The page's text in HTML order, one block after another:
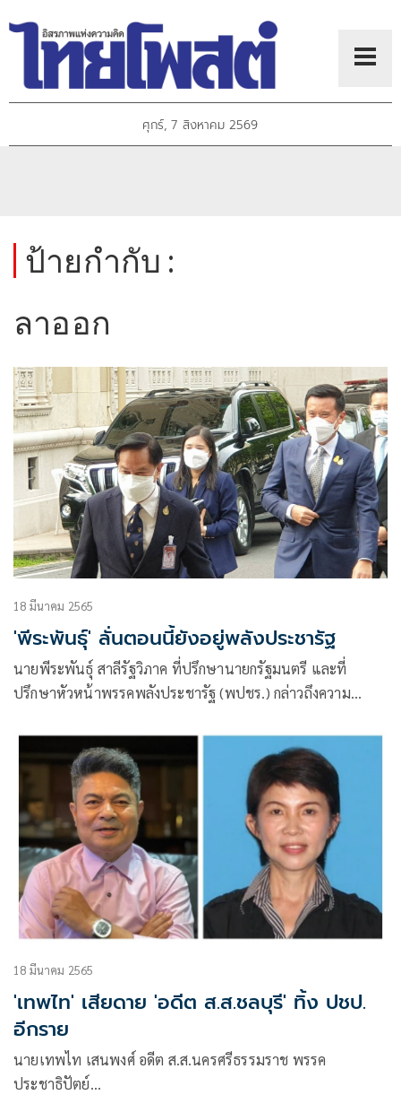
ศุกร์, 7 สิงหาคม 2569
ป้ายกำกับ :
ลาออก
18 มีนาคม 2565
'พีระพันธุ์' ลั่นตอนนี้ยังอยู่พลังประชารัฐ
นายพีระพันธุ์ สาลีรัฐวิภาค ที่ปรึกษานายกรัฐมนตรี และที่
ปรึกษาหัวหน้าพรรคพลังประชารัฐ (พปชร.) กล่าวถึงความ
ใหม่ว่า “ผมอยู่พรรคพลังประชารัฐตอนนี้”
18 มีนาคม 2565
'เทพไท' เสียดาย 'อดีต ส.ส.ชลบุรี' ทิ้ง ปชป.
อีกราย
นายเทพไท เสนพงศ์ อดีต ส.ส.นครศรีธรรมราช พรรค
ประชาธิปัตย์